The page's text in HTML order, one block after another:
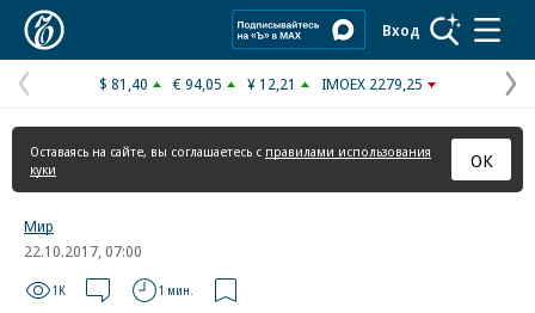
Вход
Предыдущая
страница
$ 81,40 € 94,05 ¥ 12,21 IMOEX 2279,25
Оставаясь на сайте, вы соглашаетесь с правилами использования
куки
ОК
Мир
22.10.2017, 07:00
1K 1 мин.